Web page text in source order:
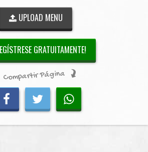
UPLOAD MENU
GRATUITAMENTE!
Compartir Página